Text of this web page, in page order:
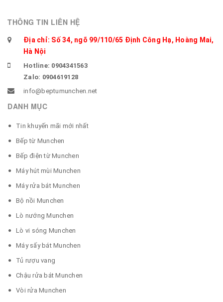
THÔNG TIN LIÊN HỆ
Địa chỉ: Số 34, ngõ 99/110/65 Định Công Hạ, Hoàng Mai,
Hà Nội
Hotline: 0904341563
Zalo: 0904619128
info@beptumunchen.net
DANH MỤC
Tin khuyến mãi mới nhất
Bếp từ Munchen
Bếp điện từ Munchen
Máy hút mùi Munchen
Máy rửa bát Munchen
Bộ nồi Munchen
Lò nướng Munchen
Lò vi sóng Munchen
Máy sấy bát Munchen
Tủ rượu vang
Chậu rửa bát Munchen
Vòi rửa Munchen